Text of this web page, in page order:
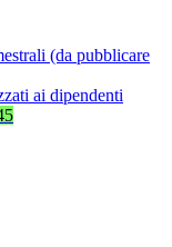
(da pubblicare
ai dipendenti